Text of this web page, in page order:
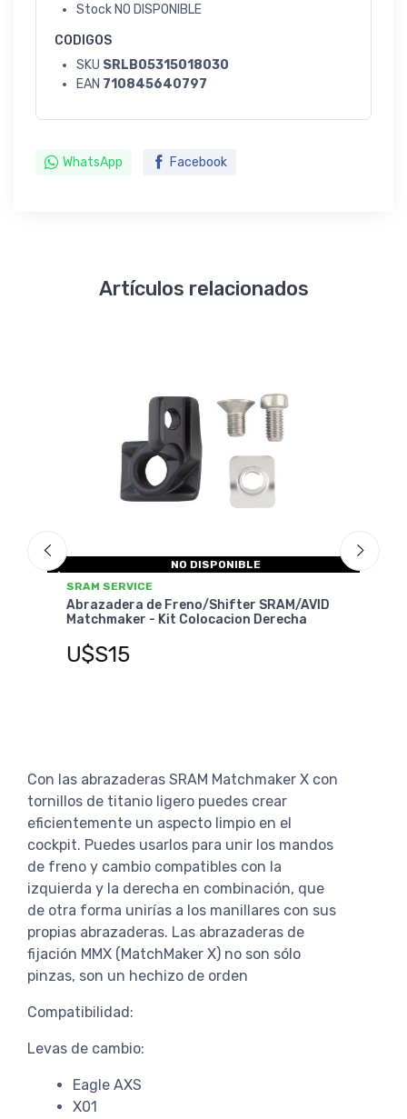
Stock NO DISPONIBLE
CODIGOS
SKU SRLB05315018030
EAN 710845640797
WhatsApp Facebook
Artículos relacionados
NO DISPONIBLE
SRAM SERVICE
Abrazadera de Freno/Shifter SRAM/AVID
Matchmaker - Kit Colocacion Derecha
U$S15
Con las abrazaderas SRAM Matchmaker X con
tornillos de titanio ligero puedes crear
eficientemente un aspecto limpio en el
cockpit. Puedes usarlos para unir los mandos
de freno y cambio compatibles con la
izquierda y la derecha en combinación, que
de otra forma unirías a los manillares con sus
propias abrazaderas. Las abrazaderas de
fijación MMX (MatchMaker X) no son sólo
pinzas, son un hechizo de orden
Compatibilidad:
Levas de cambio:
Eagle AXS
X01